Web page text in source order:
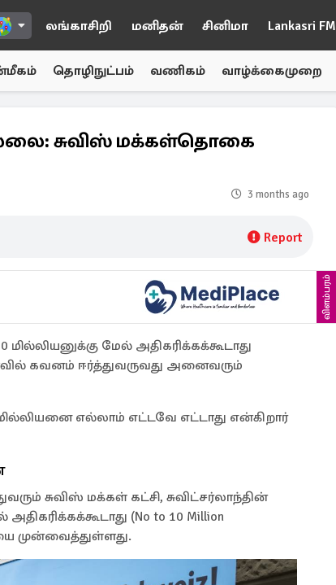
லங்காசிறி மனிதன் சினிமா Lankasri FM
தொழிநுட்பம் வணிகம் வாழ்க்கைமுறை
சுவிஸ் மக்கள்தொகை
3 months ago
Report
விளம்பரம்
மேல் அதிகரிக்கக்கூடாது
கவனம் ஈர்த்துவருவது அனைவரும்
எல்லாம் எட்டவே எட்டாது என்கிறார்
சுவிஸ் மக்கள் கட்சி, சுவிட்சர்லாந்தின்
(No to 10 Million
முன்வைத்துள்ளது.